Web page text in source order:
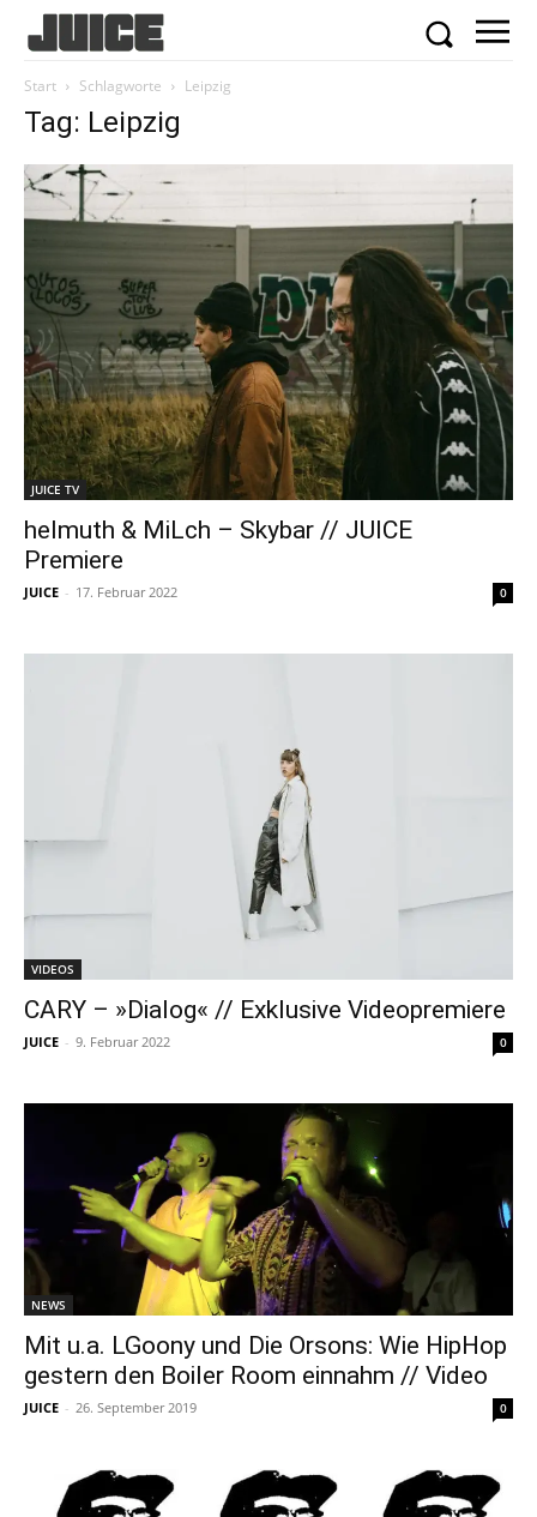
Start Schlagworte Leipzig
Tag: Leipzig
JUICE TV
helmuth & MiLch – Skybar // JUICE
Premiere
JUICE - 17. Februar 2022 0
VIDEOS
CARY – »Dialog« // Exklusive Videopremiere
JUICE - 9. Februar 2022 0
NEWS
Mit u.a. LGoony und Die Orsons: Wie HipHop
gestern den Boiler Room einnahm // Video
JUICE - 26. September 2019 0